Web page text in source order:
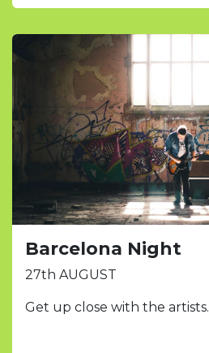
Barcelona Night
27th AUGUST
Get up close with the artists.